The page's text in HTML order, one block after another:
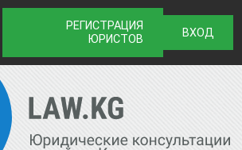
РЕГИСТРАЦИЯ
ЮРИСТОВ
ВХОД